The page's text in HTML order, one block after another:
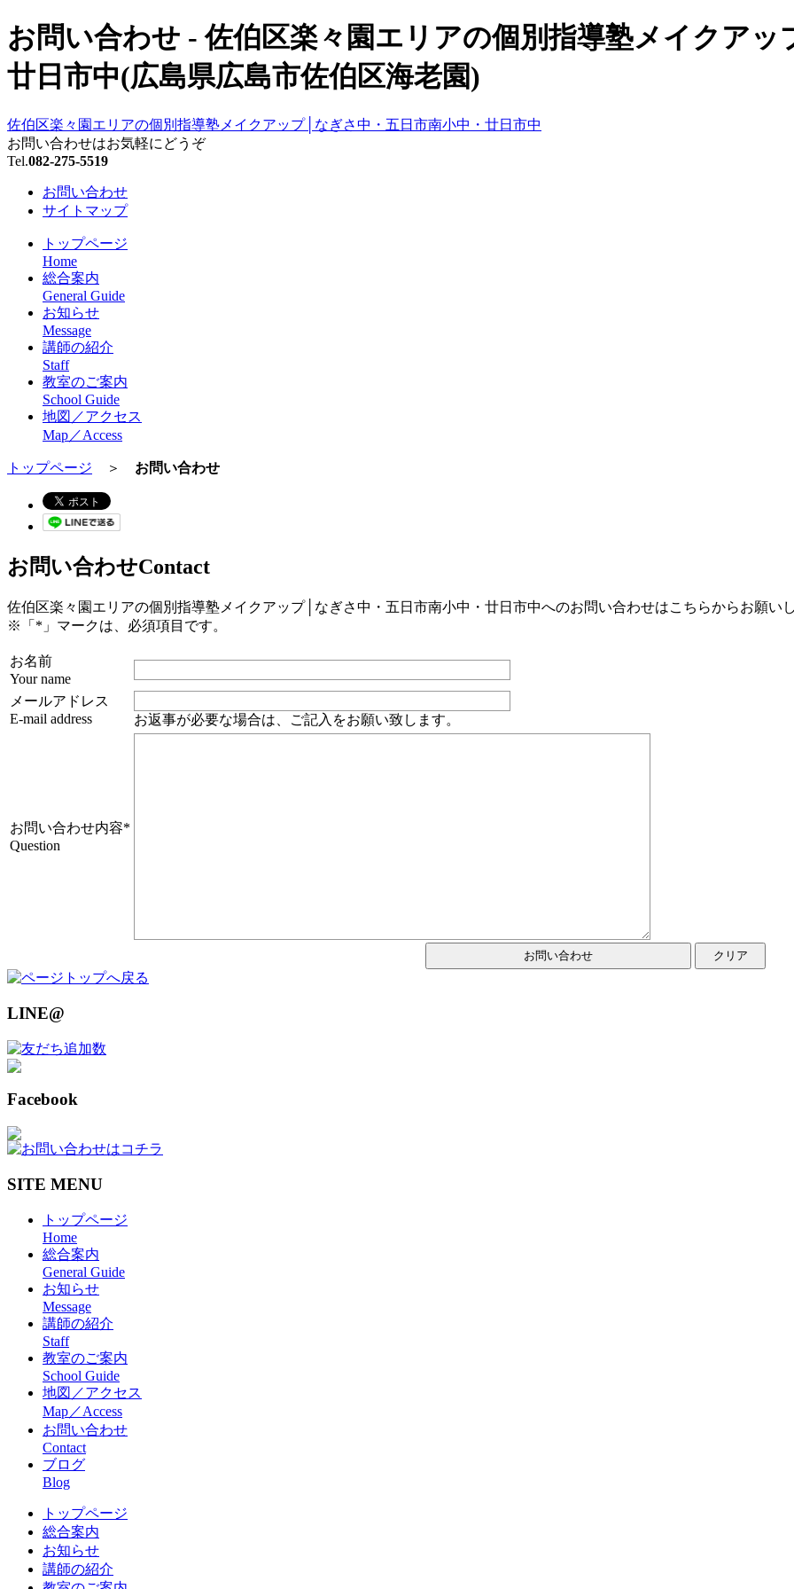
お問い合わせ - 佐伯区楽々園エリアの個別指導塾メイクア
廿日市中(広島県広島市佐伯区海老園)
佐伯区楽々園エリアの個別指導塾メイクアップ│なぎさ中・五日市南小中・廿日市中
お問い合わせはお気軽にどうぞ
Tel.082-275-5519
お問い合わせ
サイトマップ
トップページ
Home
総合案内
General Guide
お知らせ
Message
講師の紹介
Staff
教室のご案内
School Guide
地図／アクセス
Map／Access
トップページ ＞ お問い合わせ
お問い合わせContact
佐伯区楽々園エリアの個別指導塾メイクアップ│なぎさ中・五日市南小中・廿日市中へのお問い合わせはこちらからお願い
※「*」マークは、必須項目です。
お名前
Your name
メールアドレス
E-mail address
お返事が必要な場合は、ご記入をお願い致します。
お問い合わせ内容*
Question
LINE@
Facebook
SITE MENU
トップページ
Home
総合案内
General Guide
お知らせ
Message
講師の紹介
Staff
教室のご案内
School Guide
地図／アクセス
Map／Access
お問い合わせ
Contact
ブログ
Blog
トップページ
総合案内
お知らせ
講師の紹介